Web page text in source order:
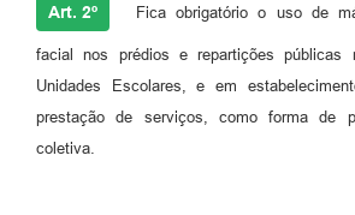
Art. 2º Fica obrigatório o uso de
facial nos prédios e repartições públicas
Unidades Escolares, e em
prestação de serviços, como forma de
coletiva.